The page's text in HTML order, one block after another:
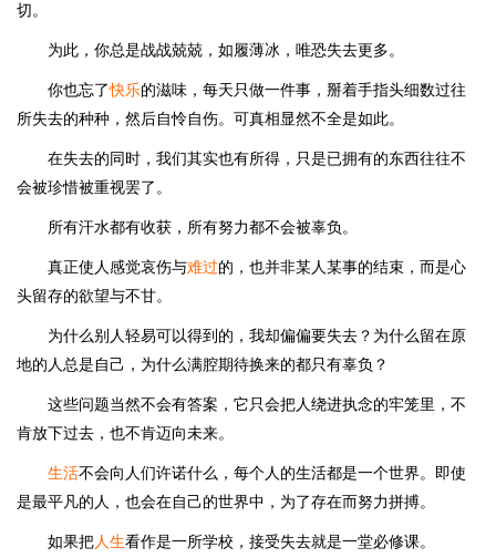
切。
为此，你总是战战兢兢，如履薄冰，唯恐失去更多。
你也忘了快乐的滋味，每天只做一件事，掰着手指头细数过往
所失去的种种，然后自怜自伤。可真相显然不全是如此。
在失去的同时，我们其实也有所得，只是已拥有的东西往往不
会被珍惜被重视罢了。
所有汗水都有收获，所有努力都不会被辜负。
真正使人感觉哀伤与难过的，也并非某人某事的结束，而是心
头留存的欲望与不甘。
为什么别人轻易可以得到的，我却偏偏要失去？为什么留在原
地的人总是自己，为什么满腔期待换来的都只有辜负？
这些问题当然不会有答案，它只会把人绕进执念的牢笼里，不
肯放下过去，也不肯迈向未来。
生活不会向人们许诺什么，每个人的生活都是一个世界。即使
是最平凡的人，也会在自己的世界中，为了存在而努力拼搏。
如果把人生看作是一所学校，接受失去就是一堂必修课。